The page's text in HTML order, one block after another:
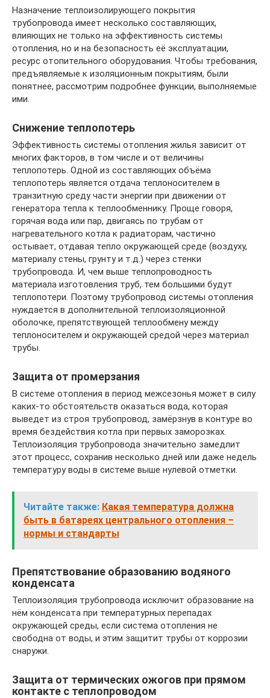
Назначение теплоизолирующего покрытия
трубопровода имеет несколько составляющих,
влияющих не только на эффективность системы
отопления, но и на безопасность её эксплуатации,
ресурс отопительного оборудования. Чтобы требования,
предъявляемые к изоляционным покрытиям, были
понятнее, рассмотрим подробнее функции, выполняемые
ими.
Снижение теплопотерь
Эффективность системы отопления жилья зависит от
многих факторов, в том числе и от величины
теплопотерь. Одной из составляющих объёма
теплопотерь является отдача теплоносителем в
транзитную среду части энергии при движении от
генератора тепла к теплообменнику. Проще говоря,
горячая вода или пар, двигаясь по трубам от
нагревательного котла к радиаторам, частично
остывает, отдавая тепло окружающей среде (воздуху,
материалу стены, грунту и т.д.) через стенки
трубопровода. И, чем выше теплопроводность
материала изготовления труб, тем большими будут
теплопотери. Поэтому трубопровод системы отопления
нуждается в дополнительной теплоизоляционной
оболочке, препятствующей теплообмену между
теплоносителем и окружающей средой через материал
трубы.
Защита от промерзания
В системе отопления в период межсезонья может в силу
каких-то обстоятельств оказаться вода, которая
выведет из строя трубопровод, замёрзнув в контуре во
время бездействия котла при первых заморозках.
Теплоизоляция трубопровода значительно замедлит
этот процесс, сохранив несколько дней или даже недель
температуру воды в системе выше нулевой отметки.
Читайте также: Какая температура должна
быть в батареях центрального отопления –
нормы и стандарты
Препятствование образованию водяного
конденсата
Теплоизоляция трубопровода исключит образование на
нём конденсата при температурных перепадах
окружающей среды, если система отопления не
свободна от воды, и этим защитит трубы от коррозии
снаружи.
Защита от термических ожогов при прямом
контакте с теплопроводом